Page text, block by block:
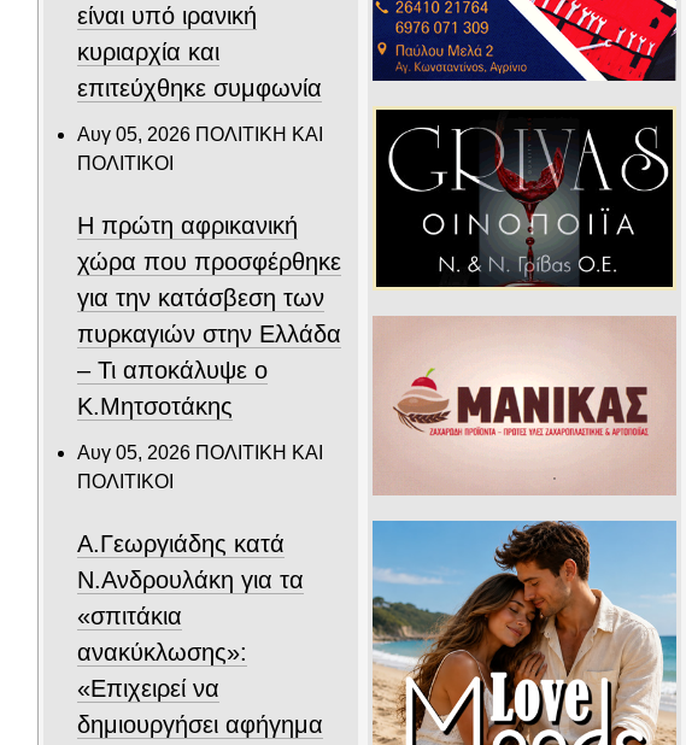
είναι υπό ιρανική
κυριαρχία και
επιτεύχθηκε συμφωνία
Αυγ 05, 2026 ΠΟΛΙΤΙΚΗ ΚΑΙ
ΠΟΛΙΤΙΚΟΙ
Η πρώτη αφρικανική
χώρα που προσφέρθηκε
για την κατάσβεση των
πυρκαγιών στην Ελλάδα
– Τι αποκάλυψε ο
Κ.Μητσοτάκης
Αυγ 05, 2026 ΠΟΛΙΤΙΚΗ ΚΑΙ
ΠΟΛΙΤΙΚΟΙ
Α.Γεωργιάδης κατά
Ν.Ανδρουλάκη για τα
«σπιτάκια
ανακύκλωσης»:
«Επιχειρεί να
δημιουργήσει αφήγημα